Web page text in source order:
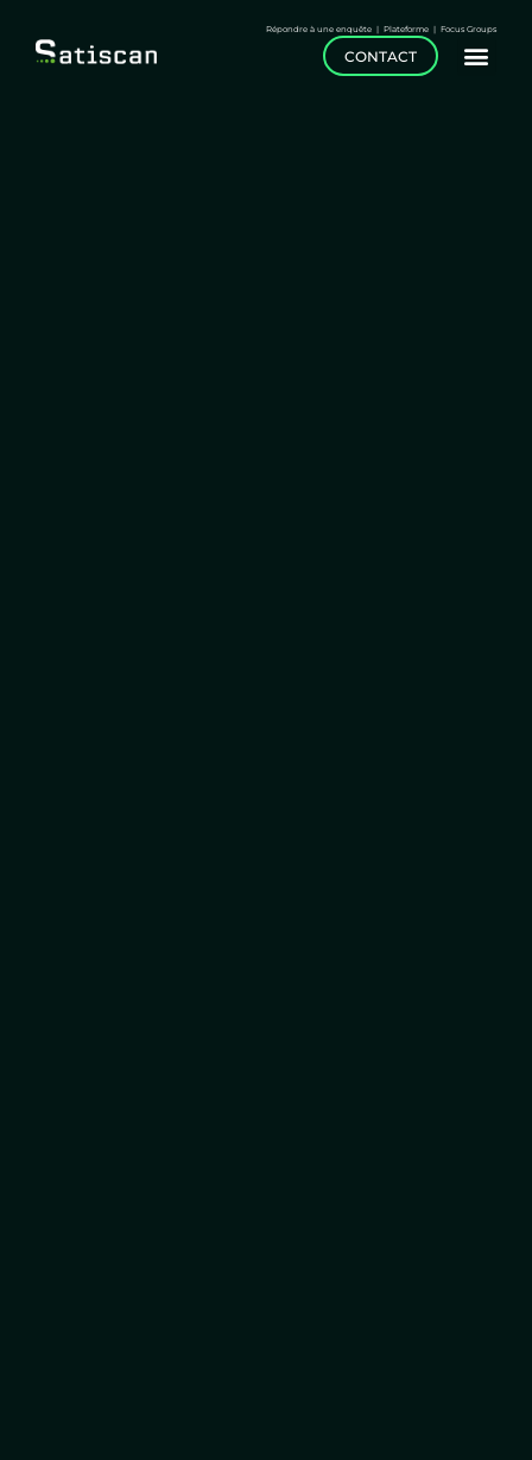
Répondre à une enquête | Plateforme| Focus Groups
CONTACT